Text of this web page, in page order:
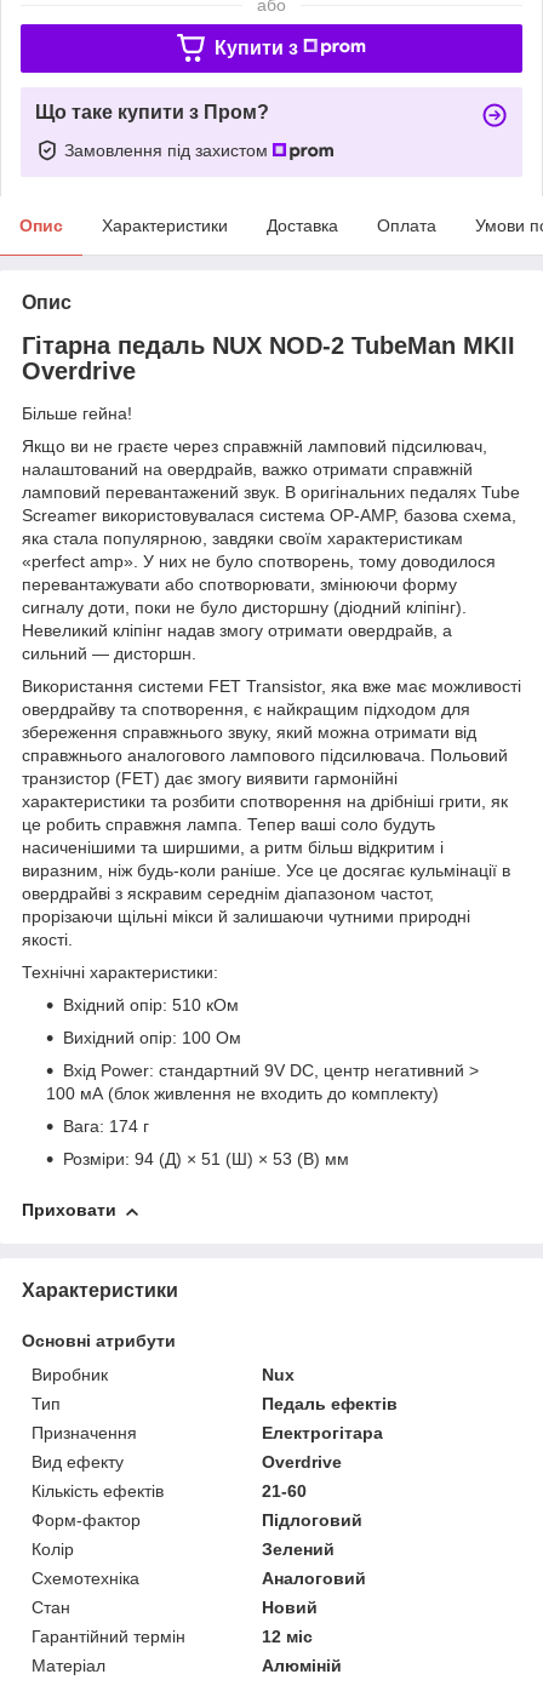
або
Купити з
Що таке купити з Пром?
Замовлення під захистом
Опис Характеристики Доставка Оплата Умови
Опис
Гітарна педаль NUX NOD-2 TubeMan MKII
Overdrive
Більше гейна!
Якщо ви не граєте через справжній ламповий підсилювач,
налаштований на овердрайв, важко отримати справжній
ламповий перевантажений звук. В оригінальних педалях Tube
Screamer використовувалася система OP-AMP, базова схема,
яка стала популярною, завдяки своїм характеристикам
«perfect amp». У них не було спотворень, тому доводилося
перевантажувати або спотворювати, змінюючи форму
сигналу доти, поки не було дисторшну (діодний кліпінг).
Невеликий кліпінг надав змогу отримати овердрайв, а
сильний — дисторшн.
Використання системи FET Transistor, яка вже має можливості
овердрайву та спотворення, є найкращим підходом для
збереження справжнього звуку, який можна отримати від
справжнього аналогового лампового підсилювача. Польовий
транзистор (FET) дає змогу виявити гармонійні
характеристики та розбити спотворення на дрібніші грити, як
це робить справжня лампа. Тепер ваші соло будуть
насиченішими та ширшими, а ритм більш відкритим і
виразним, ніж будь-коли раніше. Усе це досягає кульмінації в
овердрайві з яскравим середнім діапазоном частот,
прорізаючи щільні мікси й залишаючи чутними природні
якості.
Технічні характеристики:
Вхідний опір: 510 кОм
Вихідний опір: 100 Ом
Вхід Power: стандартний 9V DC, центр негативний >
100 мА (блок живлення не входить до комплекту)
Вага: 174 г
Розміри: 94 (Д) × 51 (Ш) × 53 (В) мм
Приховати
Характеристики
Основні атрибути
Виробник
Nux
Тип
Педаль ефектів
Призначення
Електрогітара
Вид ефекту
Overdrive
Кількість ефектів
21-60
Форм-фактор
Підлоговий
Колір
Зелений
Схемотехніка
Аналоговий
Стан
Новий
Гарантійний термін
12 міс
Матеріал
Алюміній